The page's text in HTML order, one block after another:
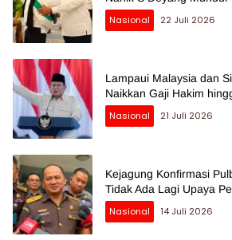
Nasional
22 Juli 2026
Lampaui Malaysia dan
Naikkan Gaji Hakim
Nasional
21 Juli 2026
Kejagung Konfirmasi
Tidak Ada Lagi Upaya
Nasional
14 Juli 2026